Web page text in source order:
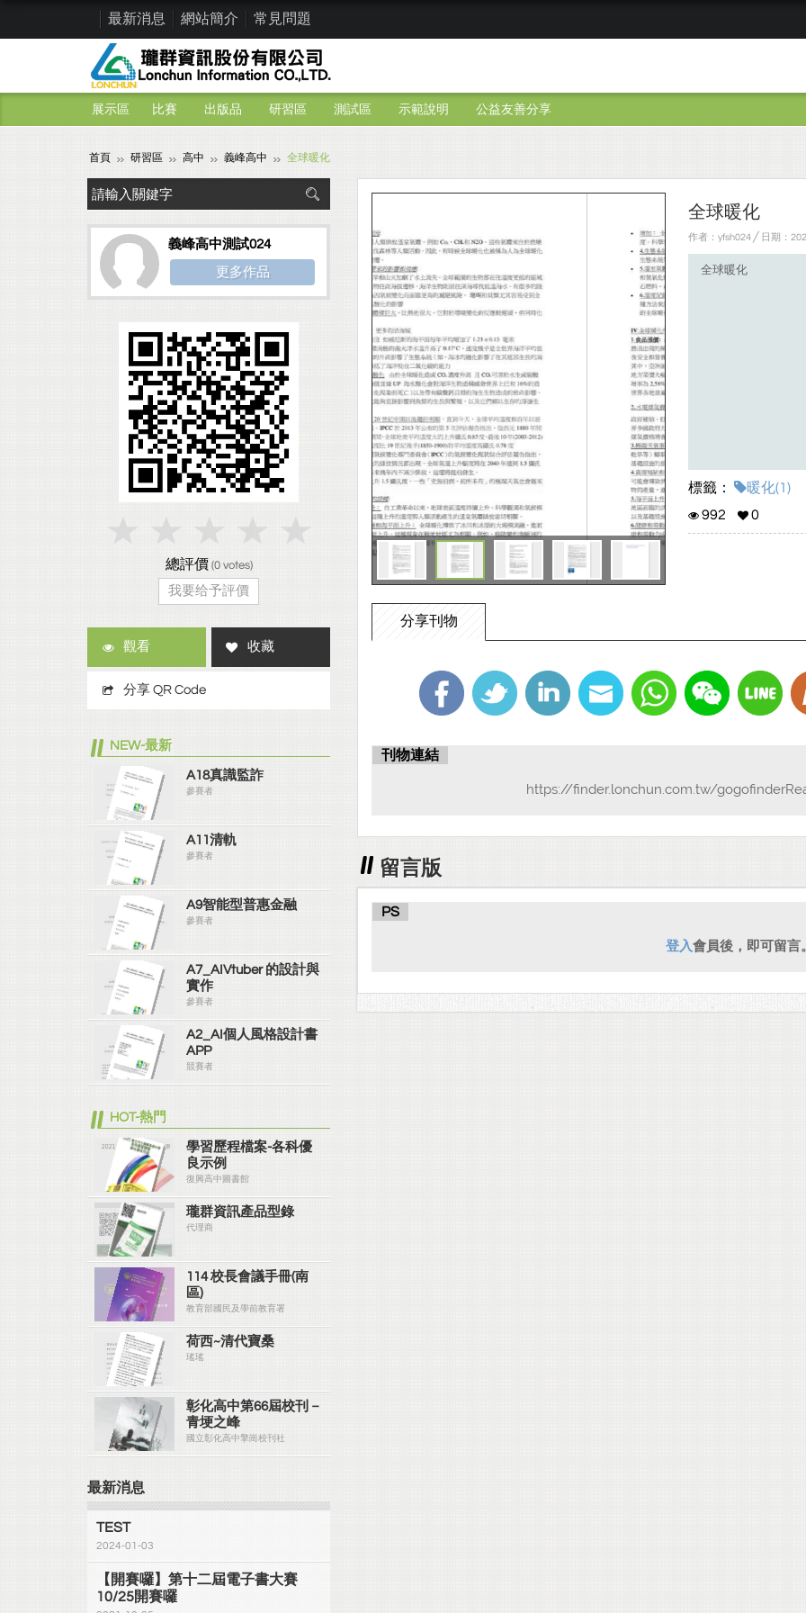
最新消息 網站簡介 常見問題
展示區 比賽 出版品 研習區 測試區 示範說明 公益友善分享
首頁 研習區 高中 義峰高中 全球暖化
全球暖化
作者：yfsh024 ╱ 日期：
全球暖化
標籤：
暖化(1)
992
0
分享刊物
刊物連結
https://finder.lonchun.com.tw/
留言版
PS
登入會員後，即可留言
義峰高中測試024
更多作品
總評價 (0votes)
我要给予評價
觀看 收藏
分享 QR Code
NEW-最新
A18真識監詐
參賽者
A11清軌
參賽者
A9智能型普惠金融
參賽者
A7_AIVtuber 的設計與
實作
參賽者
A2_AI個人風格設計書
APP
競賽者
HOT-熱門
學習歷程檔案-各科優
良示例
復興高中圖書館
瓏群資訊產品型錄
代理商
114 校長會議手冊(南
區)
教育部國民及學前教育署
荷西~清代寶桑
瑤瑤
彰化高中第66屆校刊－
青埂之峰
國立彰化高中擎崗校刊社
最新消息
TEST
2024-01-03
【開賽囉】第十二屆電子書大賽
10/25開賽囉